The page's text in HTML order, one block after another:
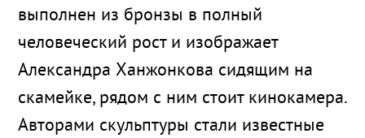
выполнен из бронзы в полный
человеческий рост и изображает
Александра Ханжонкова сидящим на
скамейке, рядом с ним стоит кинокамера.
Авторами скульптуры стали известные